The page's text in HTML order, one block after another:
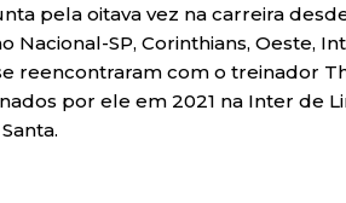
pela oitava vez na carreira
SP, Corinthians, Oeste,
reencontraram com o treinador
por ele em 2021 na Inter de